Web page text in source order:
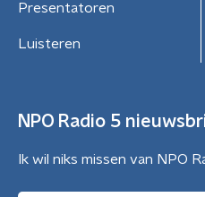
Presentatoren
Luisteren
NPO Radio 5
Ik wil niks missen van NPO